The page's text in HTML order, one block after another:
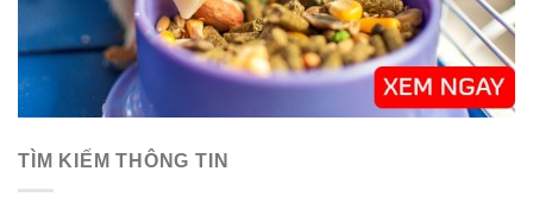
TÌM KIẾM THÔNG TIN